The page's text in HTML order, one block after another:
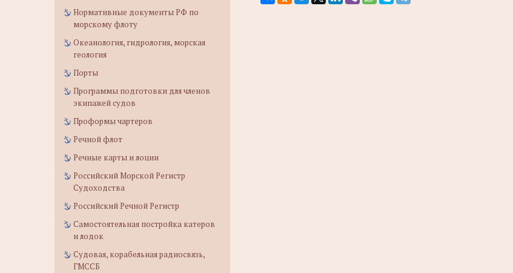
Нормативные документы РФ по
морскому флоту
Океанология, гидрология, морская
геология
Порты
Программы подготовки для членов
экипажей судов
Проформы чартеров
Речной флот
Речные карты и лоции
Российский Морской Регистр
Судоходства
Российский Речной Регистр
Самостоятельная постройка катеров
и лодок
Судовая, корабельная радиосвязь,
ГМССБ